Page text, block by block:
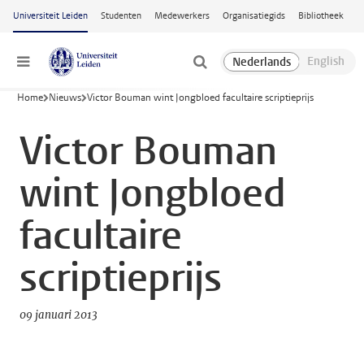
Ga naar hoofdinhoud
Universiteit Leiden Studenten Medewerkers Organisatiegids Bibliotheek
Menu
Home Nieuws Victor Bouman wint Jongbloed facultaire scriptieprijs
Victor Bouman
wint Jongbloed
facultaire
scriptieprijs
09 januari 2013